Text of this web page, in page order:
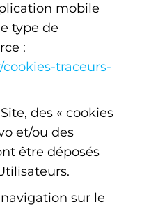
mobile
type de
:
traceurs-
des « cookies
et/ou des
être déposés
sur le